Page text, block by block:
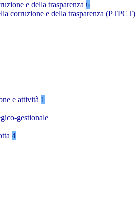
e della trasparenza 6
corruzione e della trasparenza (PTPCT)
e attività 1
gestionale
4